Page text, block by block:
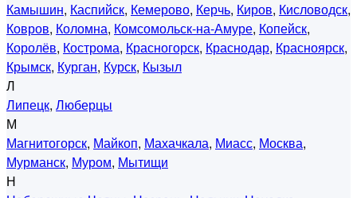
Камышин, Каспийск, Кемерово, Керчь, Киров, Кисловодск,
Ковров, Коломна, Комсомольск-на-Амуре, Копейск,
Королёв, Кострома, Красногорск, Краснодар, Красноярск,
Крымск, Курган, Курск, Кызыл
Л
Липецк, Люберцы
М
Магнитогорск, Майкоп, Махачкала, Миасс, Москва,
Мурманск, Муром, Мытищи
Н